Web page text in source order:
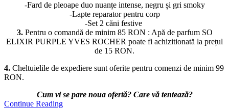
-Fard de pleoape duo nuanțe intense, negru și gri smoky
-Lapte reparator pentru corp
-Set 2 căni festive
3.Pentru o comandă de minim 85 RON : Apă de parfum SO
ELIXIR PURPLE YVES ROCHER poate fi achizitionată la prețul
de 15 RON.
4. Cheltuielile de expediere sunt oferite pentru comenzi de minim 99
RON.
Cum vi se pare noua ofertă? Care vă tentează?
Continue Reading